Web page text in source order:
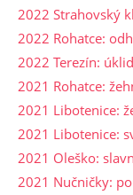
2022 Strahovský
2022 Rohatce:
2022 Terezín:
2021 Rohatce:
2021 Libotenice:
2021 Libotenice:
2021 Oleško:
2021 Nučničky: